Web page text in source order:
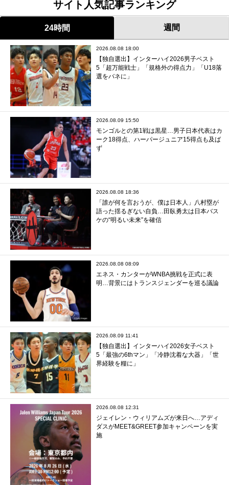
サイト人気記事ランキング
24時間 週間
2026.08.08 18:00
【独自選出】インターハイ2026男子ベスト
5「超万能戦士」「規格外の得点力」「U18落
選をバネに」
2026.08.09 15:50
モンゴルとの第1戦は黒星…男子日本代表はカ
ーク18得点、ハーパージュニア15得点も及ば
ず
2026.08.08 18:36
「誰が何を言おうが、僕は日本人」八村塁が
語った揺るぎない自負…田臥勇太は日本バス
ケの“明るい未来”を確信
2026.08.08 08:09
エネス・カンターがWNBA挑戦を正式に表
明…背景にはトランスジェンダーを巡る議論
2026.08.09 11:41
【独自選出】インターハイ2026女子ベスト
5「最強の6thマン」「冷静沈着な大器」「世
界経験を糧に」
2026.08.08 12:31
ジェイレン・ウィリアムズが来日へ…アディ
ダスがMEET&GREET参加キャンペーンを実
施